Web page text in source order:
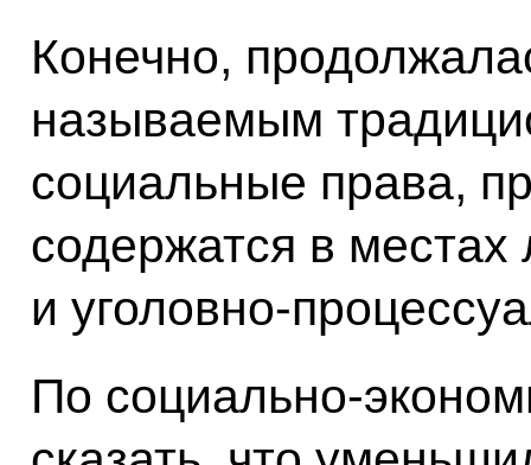
Конечно,
называемым
социальные права,
содержатся в
и уголовно-
По социально-